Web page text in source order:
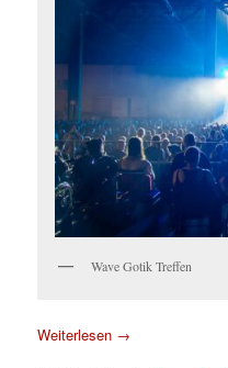
Wave Gotik Treffen
Weiterlesen →